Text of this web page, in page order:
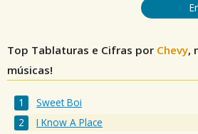
Top Tablaturas e Cifras por Chevy,
músicas!
Sweet Boi
I Know A Place